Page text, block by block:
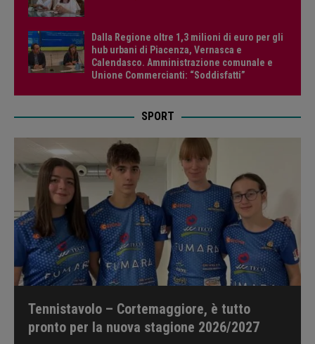
Dalla Regione oltre 1,3 milioni di euro per gli
hub urbani di Piacenza, Vernasca e
Calendasco. Amministrazione comunale e
Unione Commercianti: “Soddisfatti”
SPORT
Tennistavolo – Cortemaggiore, è tutto
pronto per la nuova stagione 2026/2027